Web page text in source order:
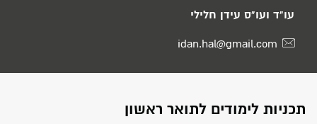
עו"ד ועו"ס עידן חלילי
idan.hal@gmail.com
תכניות לימודים לתואר ראשון